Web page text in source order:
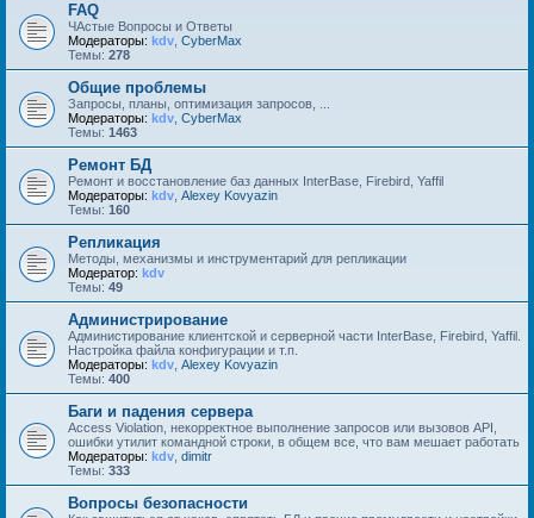
FAQ
ЧАстые Вопросы и Ответы
Модераторы: kdv CyberMax
Темы: 278
Общие проблемы
Запросы, планы, оптимизация запросов, ...
Модераторы: kdv CyberMax
Темы: 1463
Ремонт БД
Ремонт и восстановление баз данных InterBase, Firebird, Yaffil
Модераторы: kdv Alexey Kovyazin
Темы: 160
Репликация
Методы, механизмы и инструментарий для репликации
Модератор: kdv
Темы: 49
Администрирование
Администирование клиентской и серверной части InterBase, Firebird, Yaffil.
Настройка файла конфигурации и т.п.
Модераторы: kdv Alexey Kovyazin
Темы: 400
Баги и падения сервера
Access Violation, некорректное выполнение запросов или вызовов API,
ошибки утилит командной строки, в общем все, что вам мешает работать
Модераторы: kdv dimitr
Темы: 333
Вопросы безопасности